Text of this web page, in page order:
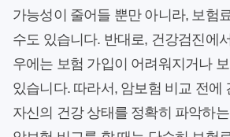
가능성이 줄어들 뿐만 아니라, 보험
수도 있습니다. 반대로, 건강검진에
우에는 보험 가입이 어려워지거나
있습니다. 따라서, 암보험 비교 전에
자신의 건강 상태를 정확히 파악하